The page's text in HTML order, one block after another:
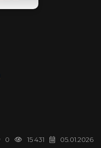
05.01.2026
15 431
0